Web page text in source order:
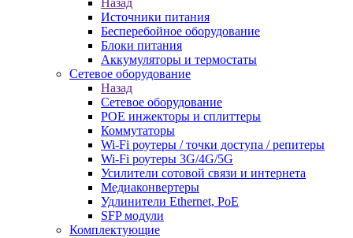
Назад
Источники питания
Бесперебойное оборудование
Блоки питания
Аккумуляторы и термостаты
Сетевое оборудование
Назад
Сетевое оборудование
POE инжекторы и сплиттеры
Коммутаторы
Wi-Fi роутеры / точки доступа / репитеры
Wi-Fi роутеры 3G/4G/5G
Усилители сотовой связи и интернета
Медиаконвертеры
Удлинители Ethernet, PoE
SFP модули
Комплектующие